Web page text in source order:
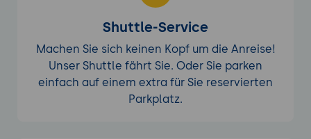
Shuttle-Service
Machen Sie sich keinen Kopf um die Anreise!
Unser Shuttle fährt Sie. Oder Sie parken
einfach auf einem extra für Sie reservierten
Parkplatz.